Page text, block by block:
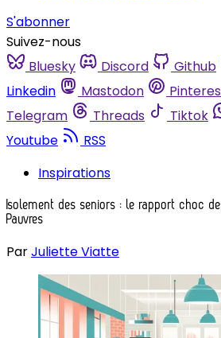
S'abonner
Suivez-nous
Bluesky
Discord Github
Linkedin
Mastodon
Telegram
Threads Tiktok
Youtube
RSS
Inspirations
Isolement des seniors : le rapport choc
Pauvres
ParJuliette Viatte